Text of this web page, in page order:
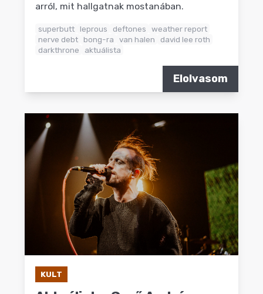
arról, mit hallgatnak mostanában.
superbutt leprous deftones
weather report
nerve debt bong-ra van halen
david lee roth
darkthrone
aktuálista
Elolvasom
KULT